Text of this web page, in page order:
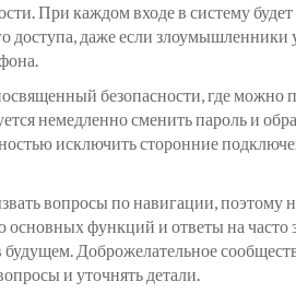
При каждом входе в систему
доступа, даже если
безопасности, где
немедленно сменить пароль и
исключить сторонние
вопросы по навигации, поэтому
функций и ответы на
Доброжелательное
и уточнять детали.